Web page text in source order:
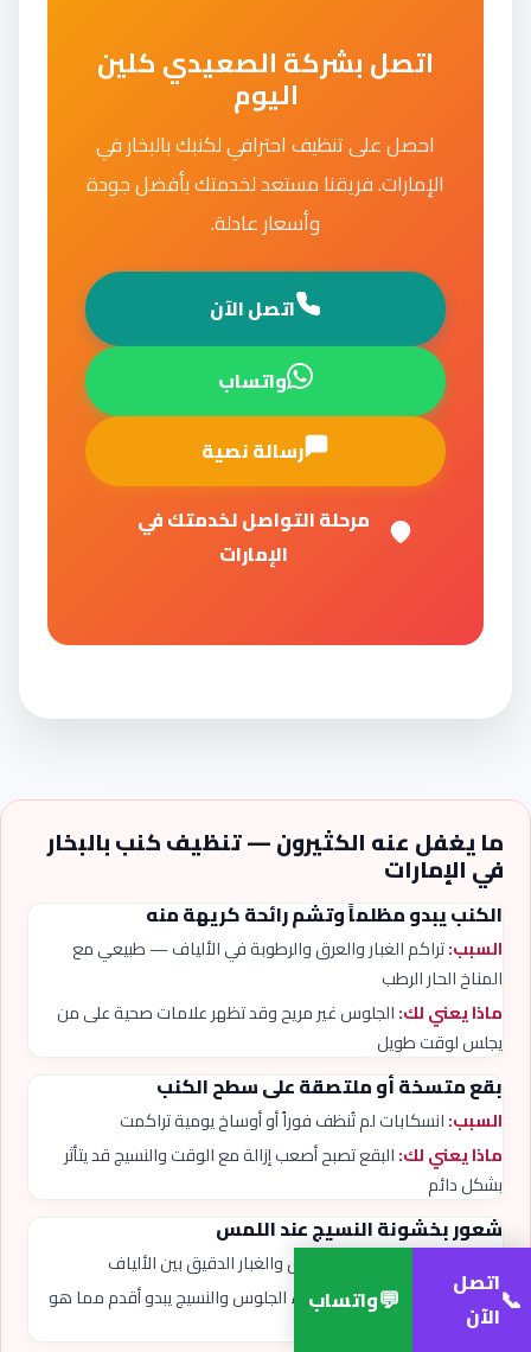
اتصل بشركة الصعيدي كلين
اليوم
احصل على تنظيف احترافي لكنبك بالبخار في
الإمارات. فريقنا مستعد لخدمتك بأفضل جودة
وأسعار عادلة.
اتصل الآن
واتساب
رسالة نصية
مرحلة التواصل لخدمتك في
الإمارات
ما يغفل عنه الكثيرون — تنظيف كنب بالبخار
في الإمارات
الكنب يبدو مظلماً وتشم رائحة كريهة منه
السبب:تراكم الغبار والعرق والرطوبة في الألياف — طبيعي مع
المناخ الحار الرطب
ماذا يعني لك:الجلوس غير مريح وقد تظهر علامات صحية على من
يجلس لوقت طويل
بقع متسخة أو ملتصقة على سطح الكنب
السبب:انسكابات لم تُنظف فوراً أو أوساخ يومية تراكمت
ماذا يعني لك:البقع تصبح أصعب إزالة مع الوقت والنسيج قد يتأثر
بشكل دائم
شعور بخشونة النسيج عند اللمس
تراكم الأملاح من العرق والغبار الدقيق بين الألياف
ماذا يعني لك: عدم الراحة أثناء الجلوس والنسيج يبدو أقدم مما هو
فعلياً
📞اتصل
الآن
💬واتساب